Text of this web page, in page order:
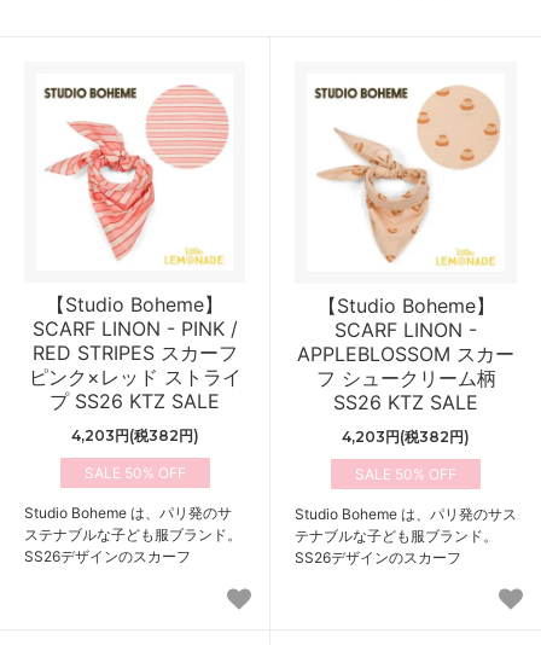
【Studio Boheme】
SCARF LINON - PINK /
RED STRIPES スカーフ
ピンク×レッド ストライ
プ SS26 KTZ SALE
4,203円(税382円)
50%
Studio Boheme は、パリ発のサ
ステナブルな子ども服ブランド。
SS26デザインのスカーフ
【Studio Boheme】
SCARF LINON -
APPLEBLOSSOM スカー
フ シュークリーム柄
SS26 KTZ SALE
4,203円(税382円)
50%
Studio Boheme は、パリ発のサス
テナブルな子ども服ブランド。
SS26デザインのスカーフ